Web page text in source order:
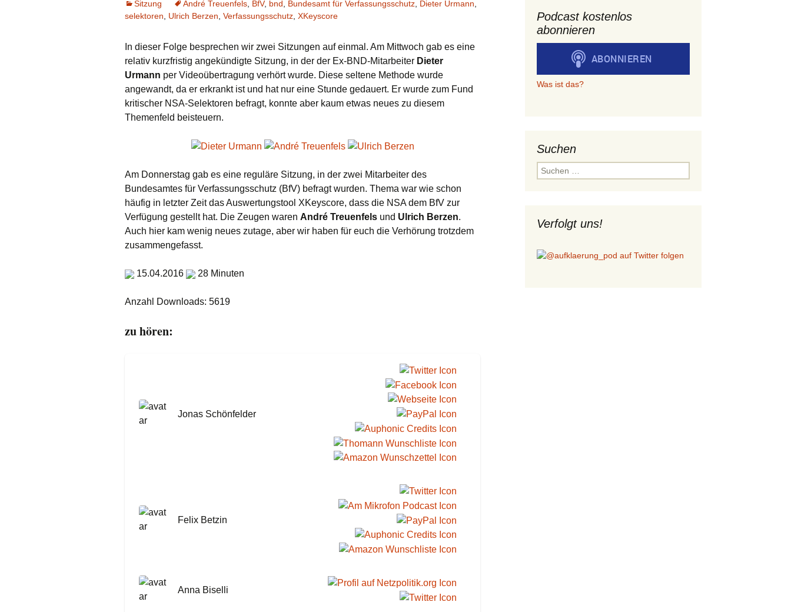
Sitzung André Treuenfels BfV, bnd Bundesamt für Verfassungsschutz Dieter Urmann
selektoren
Ulrich Berzen Verfassungsschutz XKeyscore
In dieser Folge besprechen wir zwei Sitzungen auf einmal. Am Mittwoch gab es eine
relativ kurzfristig angekündigte Sitzung, in der der Ex-BND-Mitarbeiter Dieter
Urmann per Videoübertragung verhört wurde. Diese seltene Methode wurde
angewandt, da er erkrankt ist und hat nur eine Stunde gedauert. Er wurde zum Fund
kritischer NSA-Selektoren befragt, konnte aber kaum etwas neues zu diesem
Themenfeld beisteuern.
Am Donnerstag gab es eine reguläre Sitzung, in der zwei Mitarbeiter des
Bundesamtes für Verfassungsschutz (BfV) befragt wurden. Thema war wie schon
häufig in letzter Zeit das Auswertungstool XKeyscore, dass die NSA dem BfV zur
Verfügung gestellt hat. Die Zeugen waren André Treuenfels und Ulrich Berzen.
Auch hier kam wenig neues zutage, aber wir haben für euch die Verhörung trotzdem
zusammengefasst.
15.04.2016 28 Minuten
Anzahl Downloads: 5619
zu hören:
Jonas Schönfelder
Felix Betzin
Anna Biselli
Podcast kostenlos
abonnieren
Was ist das?
Suchen
Suchen
nach:
Verfolgt uns!